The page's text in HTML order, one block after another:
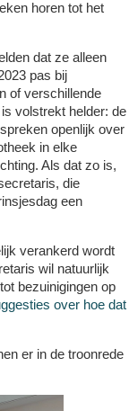
horen tot het
dat ze alleen
pas bij
of verschillende
volstrekt helder: de
openlijk over
in elke
Als dat zo is,
die
een
verankerd wordt
wil natuurlijk
bezuinigingen op
over hoe dat
er in de troonrede